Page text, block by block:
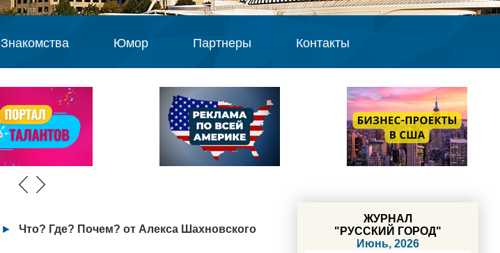
Знакомства Юмор Партнеры Контакты
► Что? Где? Почем? от Алекса Шахновского
ЖУРНАЛ
"РУССКИЙ ГОРОД"
Июнь, 2026